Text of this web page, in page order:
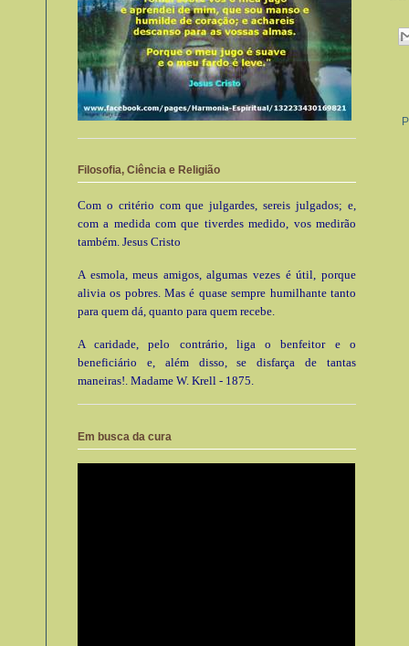
Filosofia, Ciência e Religião
Com o critério com que julgardes, sereis julgados; e,
com a medida com que tiverdes medido, vos medirão
também. Jesus Cristo
A esmola, meus amigos, algumas vezes é útil, porque
alivia os pobres. Mas é quase sempre humilhante tanto
para quem dá, quanto para quem recebe.
A caridade, pelo contrário, liga o benfeitor e o
beneficiário e, além disso, se disfarça de tantas
maneiras!. Madame W. Krell - 1875.
Em busca da cura